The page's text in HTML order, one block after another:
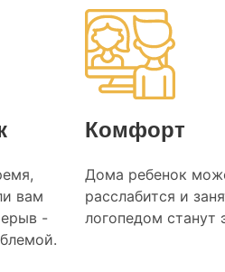
вам
-
Комфорт
Дома ребенок
расслабится и
логопедом станут